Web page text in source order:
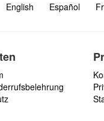
English Español